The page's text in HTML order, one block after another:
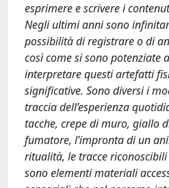
esprimere e scrivere i
Negli ultimi anni sono
possibilità di registrare o di
così come si sono potenziate
interpretare questi artefatti
significative. Sono diversi i
traccia dell’esperienza
tacche, crepe di muro, giallo
fumatore, l’impronta di un
ritualità, le tracce
sono elementi materiali